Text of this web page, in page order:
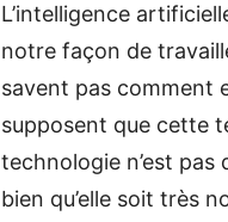
L’intelligence
notre façon de
savent pas comment
supposent que cette
technologie n’est pas
bien qu’elle soit très